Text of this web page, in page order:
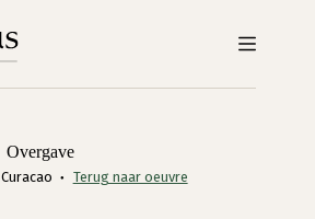
Overgave
Curacao Terug naar oeuvre